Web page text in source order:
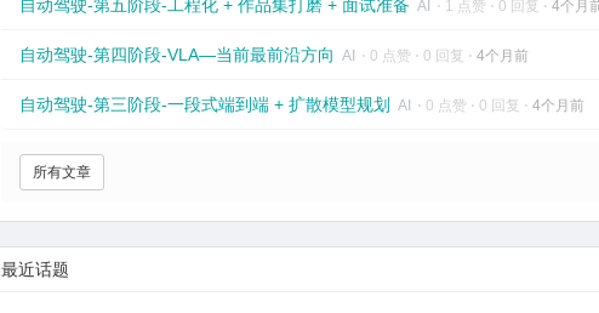
自动驾驶-第五阶段-工程化 + 作品集打磨 + 面试准备 AI ⋅ 1 点赞 ⋅ 0 回复 ⋅ 4个月
自动驾驶-第四阶段-VLA—当前最前沿方向 AI ⋅ 0 点赞 ⋅ 0 回复 ⋅ 4个月前
自动驾驶-第三阶段-一段式端到端 + 扩散模型规划 AI ⋅ 0 点赞 ⋅ 0 回复 ⋅ 4个月前
所有文章
最近话题